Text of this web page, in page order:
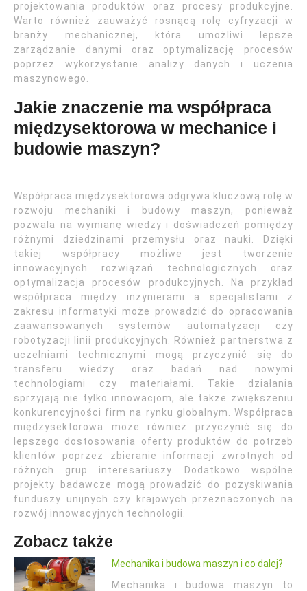
projektowania produktów oraz procesy produkcyjne.
Warto również zauważyć rosnącą rolę cyfryzacji w
branży mechanicznej, która umożliwi lepsze
zarządzanie danymi oraz optymalizację procesów
poprzez wykorzystanie analizy danych i uczenia
maszynowego.
Jakie znaczenie ma współpraca
międzysektorowa w mechanice i
budowie maszyn?
Współpraca międzysektorowa odgrywa kluczową rolę w
rozwoju mechaniki i budowy maszyn, ponieważ
pozwala na wymianę wiedzy i doświadczeń pomiędzy
różnymi dziedzinami przemysłu oraz nauki. Dzięki
takiej współpracy możliwe jest tworzenie
innowacyjnych rozwiązań technologicznych oraz
optymalizacja procesów produkcyjnych. Na przykład
współpraca między inżynierami a specjalistami z
zakresu informatyki może prowadzić do opracowania
zaawansowanych systemów automatyzacji czy
robotyzacji linii produkcyjnych. Również partnerstwa z
uczelniami technicznymi mogą przyczynić się do
transferu wiedzy oraz badań nad nowymi
technologiami czy materiałami. Takie działania
sprzyjają nie tylko innowacjom, ale także zwiększeniu
konkurencyjności firm na rynku globalnym. Współpraca
międzysektorowa może również przyczynić się do
lepszego dostosowania oferty produktów do potrzeb
klientów poprzez zbieranie informacji zwrotnych od
różnych grup interesariuszy. Dodatkowo wspólne
projekty badawcze mogą prowadzić do pozyskiwania
funduszy unijnych czy krajowych przeznaczonych na
rozwój innowacyjnych technologii.
Zobacz także
Mechanika i budowa maszyn i co dalej?
Mechanika i budowa maszyn to